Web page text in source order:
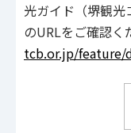
光ガイド（堺観光
のURLをご確認
tcb.or.jp/feature/